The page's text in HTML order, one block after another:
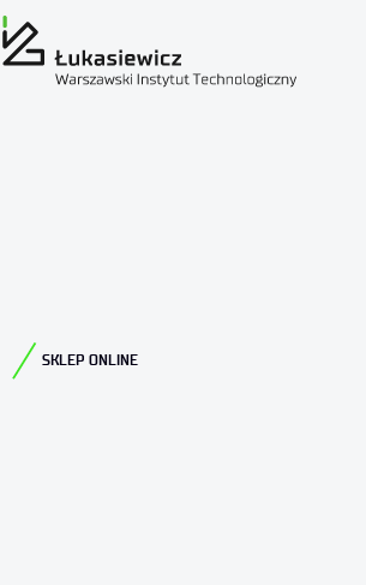
SKLEP ONLINE